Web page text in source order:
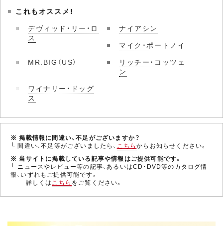
これもオススメ！
デヴィッド・リー・ロ
ス
ナイアシン
マイク・ポートノイ
MR.BIG（US）
リッチー・コッツェ
ン
ワイナリー・ドッグ
ス
※ 掲載情報に間違い、不足がございますか？
└ 間違い、不足等がございましたら、 こちらからお知らせください。
※ 当サイトに掲載している記事や情報はご提供可能です。
└ ニュースやレビュー等の記事、あるいはCD・DVD等のカタログ情
報、いずれもご提供可能です。
詳しくはこちら をご覧ください。